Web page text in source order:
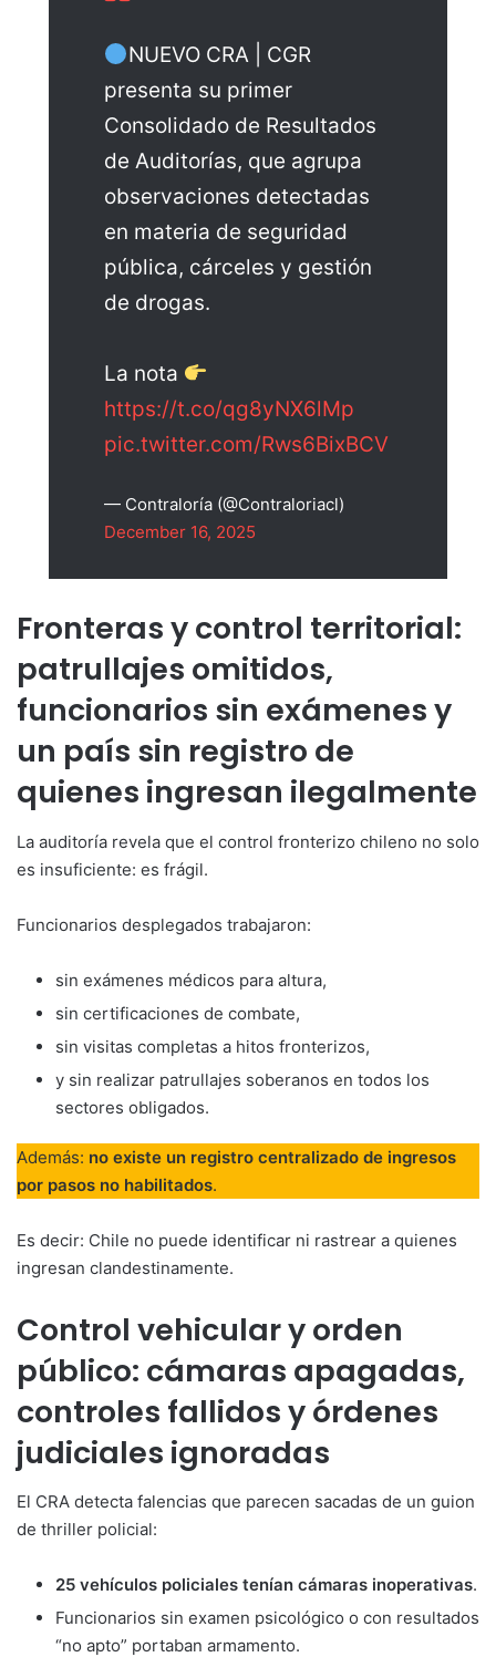
NUEVO CRA | CGR
presenta su primer
Consolidado de Resultados
de Auditorías, que agrupa
observaciones detectadas
en materia de seguridad
pública, cárceles y gestión
de drogas.
La nota
https://t.co/qg8yNX6lMp
pic.twitter.com/Rws6BixBCV
— Contraloría (@Contraloriacl)
December 16, 2025
Fronteras y control territorial:
patrullajes omitidos,
funcionarios sin exámenes y
un país sin registro de
quienes ingresan ilegalmente
La auditoría revela que el control fronterizo chileno no solo
es insuficiente: es frágil.
Funcionarios desplegados trabajaron:
sin exámenes médicos para altura,
sin certificaciones de combate,
sin visitas completas a hitos fronterizos,
y sin realizar patrullajes soberanos en todos los
sectores obligados.
Además: no existe un registro centralizado de ingresos
por pasos no habilitados.
Es decir: Chile no puede identificar ni rastrear a quienes
ingresan clandestinamente.
Control vehicular y orden
público: cámaras apagadas,
controles fallidos y órdenes
judiciales ignoradas
El CRA detecta falencias que parecen sacadas de un guion
de thriller policial:
25 vehículos policiales tenían cámaras inoperativas.
Funcionarios sin examen psicológico o con resultados
“no apto” portaban armamento.